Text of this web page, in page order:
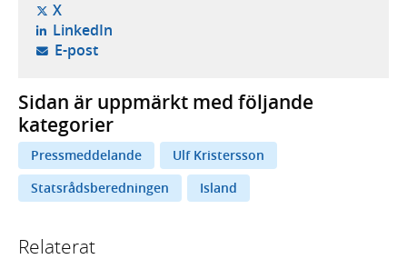
X- öppnas i ny flik, extern webbplats,
LinkedIn- öppnas i ny flik, extern webbplats,
E-post- öppnar din e-postklient,
Sidan är uppmärkt med följande
kategorier
Pressmeddelande
Ulf Kristersson
Statsrådsberedningen
Island
Relaterat